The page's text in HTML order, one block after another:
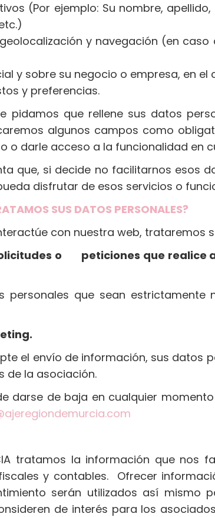
(Por ejemplo: Su nombre,
y navegación (en
y sobre su negocio o empresa, en el
y preferencias.
pidamos que rellene sus datos
algunos campos como
o darle acceso a la funcionalidad en
que, si decide no facilitarnos esos
disfrutar de esos servicios o
SUS DATOS PERSONALES?
con nuestra web, trataremos
o peticiones que realice
personales que sean
el envío de información, sus datos
de la asociación.
darse de baja en cualquier momento
tratamos la información que
y contables. Ofrecer
serán utilizados así mismo
de interés para los